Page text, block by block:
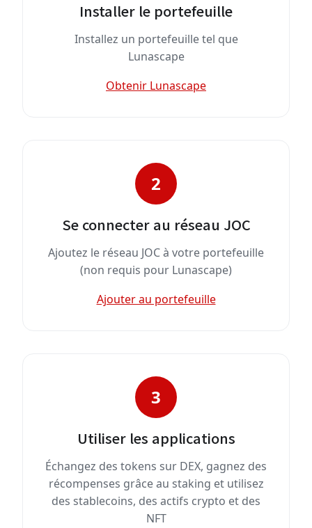
Installer le portefeuille
Installez un portefeuille tel que
Lunascape
Obtenir Lunascape
2
Se connecter au réseau JOC
Ajoutez le réseau JOC à votre portefeuille
(non requis pour Lunascape)
Ajouter au portefeuille
3
Utiliser les applications
Échangez des tokens sur DEX, gagnez des
récompenses grâce au staking et utilisez
des stablecoins, des actifs crypto et des
NFT